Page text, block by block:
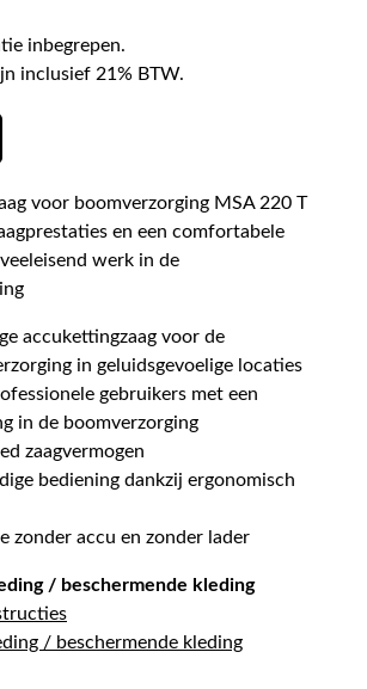
inbegrepen.
inclusief 21% BTW.
voor boomverzorging MSA 220 T
en een comfortabele
werk in de
accukettingzaag voor de
in geluidsgevoelige locaties
gebruikers met een
in de boomverzorging
zaagvermogen
bediening dankzij ergonomisch
zonder accu en zonder lader
/ beschermende kleding
/ beschermende kleding